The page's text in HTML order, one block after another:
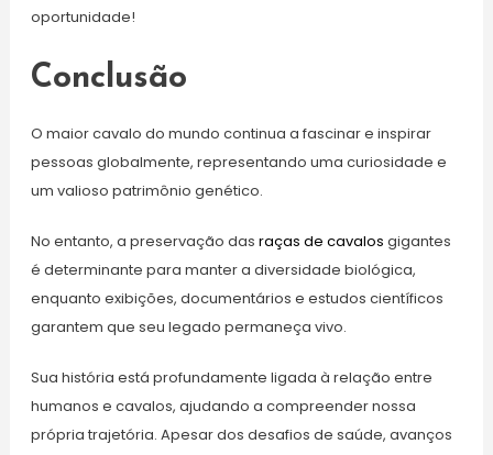
oportunidade!
Conclusão
O maior cavalo do mundo continua a fascinar e inspirar
pessoas globalmente, representando uma curiosidade e
um valioso patrimônio genético.
No entanto, a preservação das raças de cavalos gigantes
é determinante para manter a diversidade biológica,
enquanto exibições, documentários e estudos científicos
garantem que seu legado permaneça vivo.
Sua história está profundamente ligada à relação entre
humanos e cavalos, ajudando a compreender nossa
própria trajetória. Apesar dos desafios de saúde, avanços